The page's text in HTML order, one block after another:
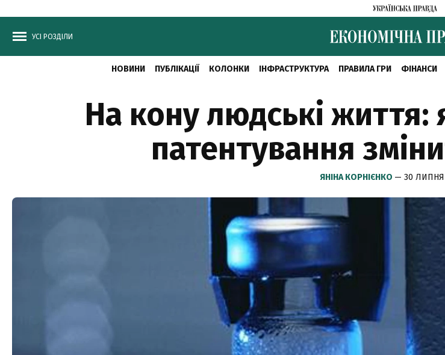
УСІ РОЗДІЛИ
НОВИНИ ПУБЛІКАЦІЇ КОЛОНКИ ІНФРАСТРУКТУРА ПРАВИЛА ГРИ ФІНАНСИ
На кону людські
патентування
ЯНІНА КОРНІЄНКО — 30 ЛИПНЯ